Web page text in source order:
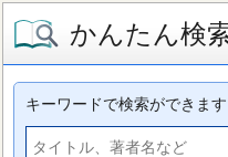
かんたん検
キーワードで検索ができます